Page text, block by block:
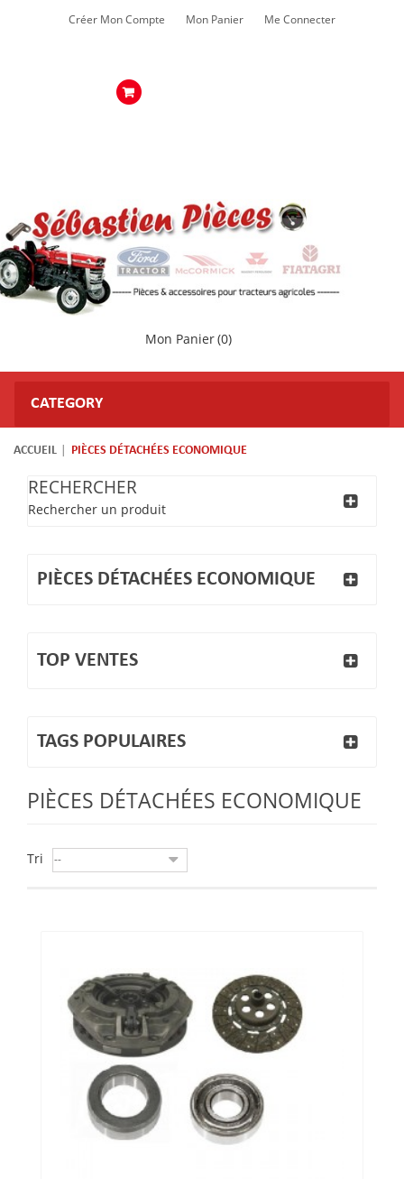
Créer Mon Compte Mon Panier Me Connecter
Mon Panier(0)
CATEGORY
ACCUEIL PIÈCES DÉTACHÉES ECONOMIQUE
RECHERCHER
Rechercher un produit
PIÈCES DÉTACHÉES ECONOMIQUE
TOP VENTES
TAGS POPULAIRES
PIÈCES DÉTACHÉES ECONOMIQUE
Tri --